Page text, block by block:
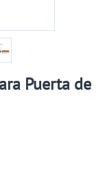
Puerta de